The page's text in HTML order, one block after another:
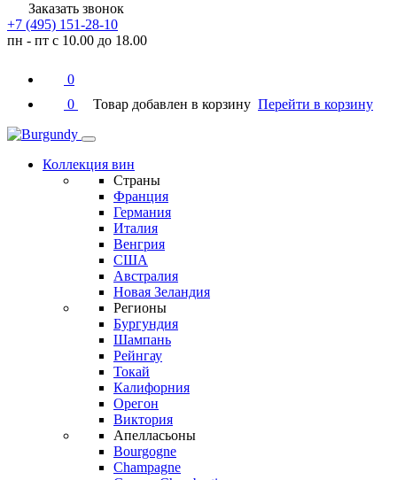
Заказать звонок
+7 (495) 151-28-10
пн - пт с 10.00 до 18.00
0
0
Товар добавлен в корзину Перейти в корзину
Коллекция вин
Страны
Франция
Германия
Италия
Венгрия
США
Австралия
Новая Зеландия
Регионы
Бургундия
Шампань
Рейнгау
Токай
Калифорния
Орегон
Виктория
Апелласьоны
Bourgogne
Champagne